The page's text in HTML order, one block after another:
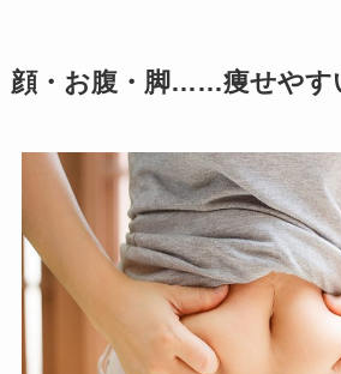
顔・お腹・脚……痩せやす